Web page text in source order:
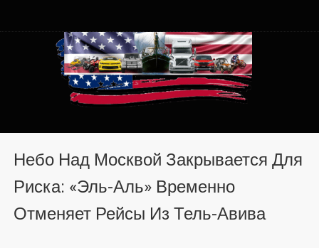
Хмельницком от auto.km.ua
Небо Над Москвой Закрывается Для
Риска: «Эль-Аль» Временно
Отменяет Рейсы Из Тель-Авива